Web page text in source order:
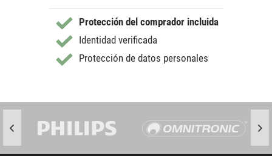
Protección del comprador incluida
Identidad verificada
Protección de datos personales